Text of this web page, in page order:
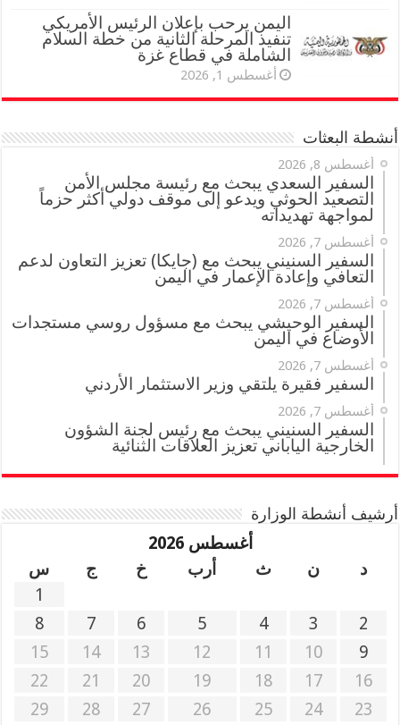
اليمن يرحب بإعلان الرئيس الأمريكي
تنفيذ المرحلة الثانية من خطة السلام
الشاملة في قطاع غزة
أغسطس 1, 2026
أنشطة البعثات
أغسطس 8, 2026
السفير السعدي يبحث مع رئيسة مجلس الأمن
التصعيد الحوثي ويدعو إلى موقف دولي أكثر حزماً
لمواجهة تهديداته
أغسطس 7, 2026
السفير السنيني يبحث مع (جايكا) تعزيز التعاون لدعم
التعافي وإعادة الإعمار في اليمن
أغسطس 7, 2026
السفير الوحيشي يبحث مع مسؤول روسي مستجدات
الأوضاع في اليمن
أغسطس 7, 2026
السفير فقيرة يلتقي وزير الاستثمار الأردني
أغسطس 7, 2026
السفير السنيني يبحث مع رئيس لجنة الشؤون
الخارجية الياباني تعزيز العلاقات الثنائية
أرشيف أنشطة الوزارة
أغسطس 2026
د
ن ث أرب خ ج
س
1
2
3
4
5
6
7
8
9
10
11
12
13
14
15
16
17
18
19
20
21
22
23
24
25
26
27
28
29